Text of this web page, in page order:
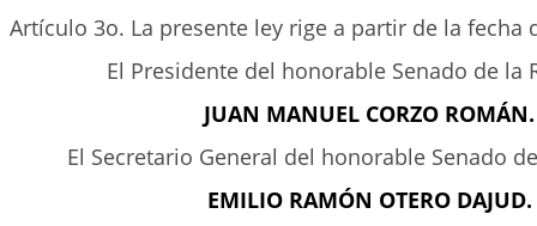
Artículo 3o. La presente ley rige a partir de la fecha
El Presidente del honorable Senado de la
JUAN MANUEL CORZO ROMÁN.
El Secretario General del honorable Senado
EMILIO RAMÓN OTERO DAJUD.